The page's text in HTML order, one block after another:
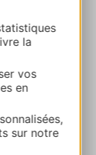
la
vos
en
sur notre